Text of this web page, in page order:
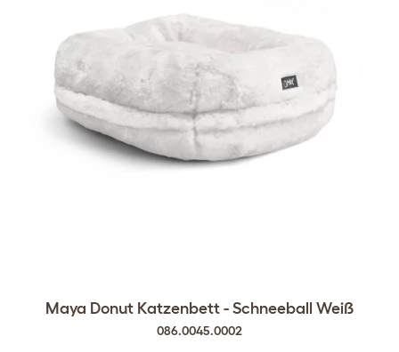
Maya Donut Katzenbett - Schneeball Weiß
086.0045.0002